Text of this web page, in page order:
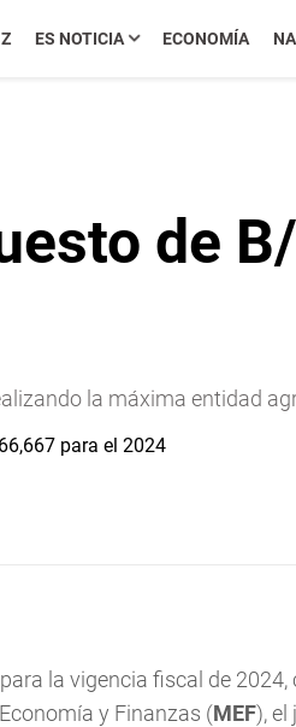
ES NOTICIA ECONOMÍA
de
la máxima entidad
la vigencia fiscal de 2024,
y Finanzas (MEF), el